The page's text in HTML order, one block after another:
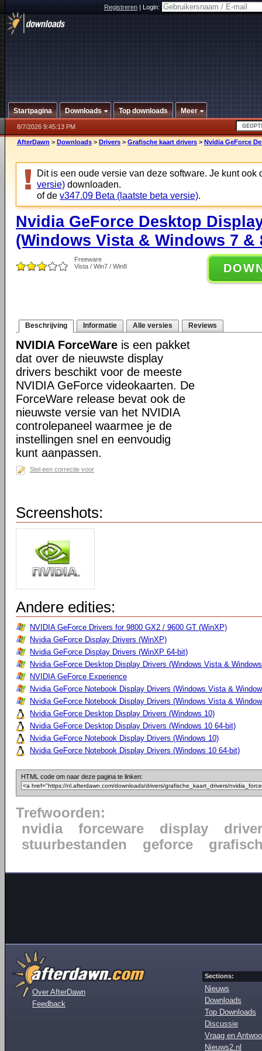
Registreren|Login:
Startpagina Downloads Top downloads Meer
8/7/2026 9:45:13 PM
AfterDawn > Downloads > Drivers > Grafische kaart drivers > Nvidia GeForce
Dit is een oude versie van deze software. Je kunt ook
versie) downloaden.
of de v347.09 Beta (laatste beta versie).
Nvidia GeForce Desktop
(Windows Vista & Windows 7 &
Freeware
Vista / Win7 / Win8
Beschrijving Informatie Alle versies Reviews
NVIDIA ForceWare is een pakket
dat over de nieuwste display
drivers beschikt voor de meeste
NVIDIA GeForce videokaarten. De
ForceWare release bevat ook de
nieuwste versie van het NVIDIA
controlepaneel waarmee je de
instellingen snel en eenvoudig
kunt aanpassen.
Stel een correctie voor
Screenshots:
Andere edities:
NVIDIA GeForce Drivers for 9800 GX2 / 9600 GT (WinXP)
Nvidia GeForce Display Drivers (WinXP)
Nvidia GeForce Display Drivers (WinXP 64-bit)
Nvidia GeForce Desktop Display Drivers (Windows Vista &
NVIDIA GeForce Experience
Nvidia GeForce Notebook Display Drivers (Windows Vista &
Nvidia GeForce Notebook Display Drivers (Windows Vista &
Nvidia GeForce Desktop Display Drivers (Windows 10)
Nvidia GeForce Desktop Display Drivers (Windows 10 64-bit)
Nvidia GeForce Notebook Display Drivers (Windows 10)
Nvidia GeForce Notebook Display Drivers (Windows 10 64-bit)
HTML code om naar deze pagina te linken:
Trefwoorden:
nvidia
forceware display
driver
stuurbestanden
geforce
Over AfterDawn
Feedback
Sections:
Nieuws
Downloads
Top Downloads
Discussie
Vraag en
Nieuws2.nl